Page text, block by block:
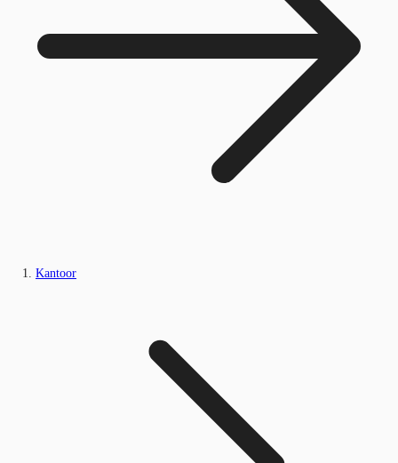
Kantoor